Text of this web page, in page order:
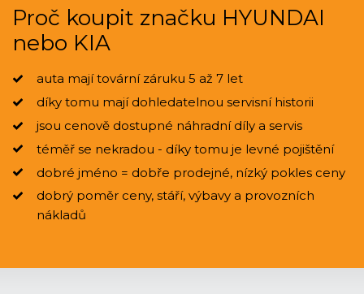
Proč koupit značku HYUNDAI
nebo KIA
auta mají tovární záruku 5 až 7 let
díky tomu mají dohledatelnou servisní historii
jsou cenově dostupné náhradní díly a servis
téměř se nekradou - díky tomu je levné pojištění
dobré jméno = dobře prodejné, nízký pokles ceny
dobrý poměr ceny, stáří, výbavy a provozních
nákladů